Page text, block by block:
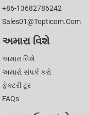
+86-13682786242
Sales01@topticom.com
અમારા વિશે
અમારા વિશે
અમારો સંપર્ક કરો
ફેક્ટરી ટૂર
FAQs